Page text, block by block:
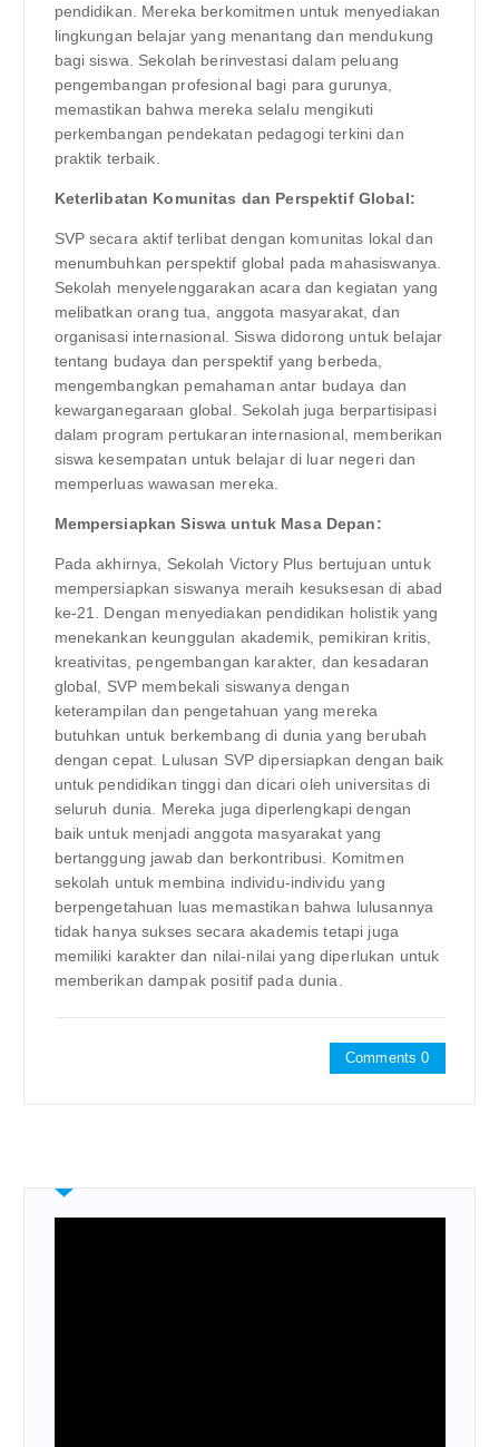
pendidikan. Mereka berkomitmen untuk menyediakan
lingkungan belajar yang menantang dan mendukung
bagi siswa. Sekolah berinvestasi dalam peluang
pengembangan profesional bagi para gurunya,
memastikan bahwa mereka selalu mengikuti
perkembangan pendekatan pedagogi terkini dan
praktik terbaik.
Keterlibatan Komunitas dan Perspektif Global:
SVP secara aktif terlibat dengan komunitas lokal dan
menumbuhkan perspektif global pada mahasiswanya.
Sekolah menyelenggarakan acara dan kegiatan yang
melibatkan orang tua, anggota masyarakat, dan
organisasi internasional. Siswa didorong untuk belajar
tentang budaya dan perspektif yang berbeda,
mengembangkan pemahaman antar budaya dan
kewarganegaraan global. Sekolah juga berpartisipasi
dalam program pertukaran internasional, memberikan
siswa kesempatan untuk belajar di luar negeri dan
memperluas wawasan mereka.
Mempersiapkan Siswa untuk Masa Depan:
Pada akhirnya, Sekolah Victory Plus bertujuan untuk
mempersiapkan siswanya meraih kesuksesan di abad
ke-21. Dengan menyediakan pendidikan holistik yang
menekankan keunggulan akademik, pemikiran kritis,
kreativitas, pengembangan karakter, dan kesadaran
global, SVP membekali siswanya dengan
keterampilan dan pengetahuan yang mereka
butuhkan untuk berkembang di dunia yang berubah
dengan cepat. Lulusan SVP dipersiapkan dengan baik
untuk pendidikan tinggi dan dicari oleh universitas di
seluruh dunia. Mereka juga diperlengkapi dengan
baik untuk menjadi anggota masyarakat yang
bertanggung jawab dan berkontribusi. Komitmen
sekolah untuk membina individu-individu yang
berpengetahuan luas memastikan bahwa lulusannya
tidak hanya sukses secara akademis tetapi juga
memiliki karakter dan nilai-nilai yang diperlukan untuk
memberikan dampak positif pada dunia.
Comments 0